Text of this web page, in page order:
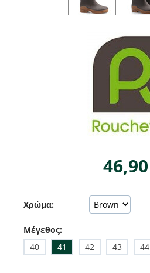
46,90
Χρώμα:
Μέγεθος:
40
41 42 43 44